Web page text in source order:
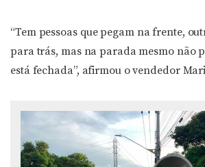
“Tem pessoas que pegam na frente,
para trás, mas na parada mesmo não
está fechada”, afirmou o vendedor